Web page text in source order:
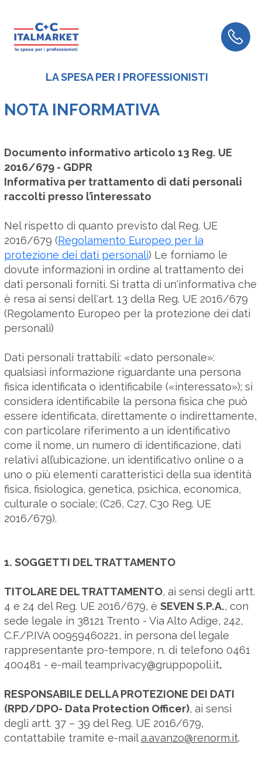
LA SPESA PER I PROFESSIONISTI
NOTA INFORMATIVA
Documento informativo articolo 13 Reg. UE
2016/679 - GDPR
Informativa per trattamento di dati personali
raccolti presso l’interessato
Nel rispetto di quanto previsto dal Reg. UE
2016/679 (Regolamento Europeo per la
protezione dei dati personali) Le forniamo le
dovute informazioni in ordine al trattamento dei
dati personali forniti. Si tratta di un'informativa che
è resa ai sensi dell'art. 13 della Reg. UE 2016/679
(Regolamento Europeo per la protezione dei dati
personali)
Dati personali trattabili: «dato personale»:
qualsiasi informazione riguardante una persona
fisica identificata o identificabile («interessato»); si
considera identificabile la persona fisica che può
essere identificata, direttamente o indirettamente,
con particolare riferimento a un identificativo
come il nome, un numero di identificazione, dati
relativi all’ubicazione, un identificativo online o a
uno o più elementi caratteristici della sua identità
fisica, fisiologica, genetica, psichica, economica,
culturale o sociale; (C26, C27, C30 Reg. UE
2016/679).
1. SOGGETTI DEL TRATTAMENTO
TITOLARE DEL TRATTAMENTO, ai sensi degli artt.
4 e 24 del Reg. UE 2016/679, è SEVEN S.P.A., con
sede legale in 38121 Trento - Via Alto Adige, 242,
C.F./P.IVA 00959460221, in persona del legale
rappresentante pro-tempore, n. di telefono 0461
400481 - e-mailteamprivacy@gruppopoli.it.
RESPONSABILE DELLA PROTEZIONE DEI DATI
(RPD/DPO- Data Protection Officer), ai sensi
degli artt. 37 – 39 del Reg. UE 2016/679,
contattabile tramite e-maila.avanzo@renorm.it.